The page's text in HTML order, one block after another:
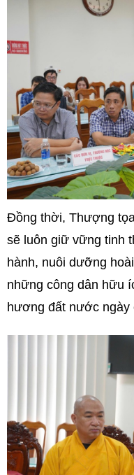
Đồng thời, Thượng
sẽ luôn giữ vững tinh
hành, nuôi dưỡng
những công dân hữu
hương đất nước ngày